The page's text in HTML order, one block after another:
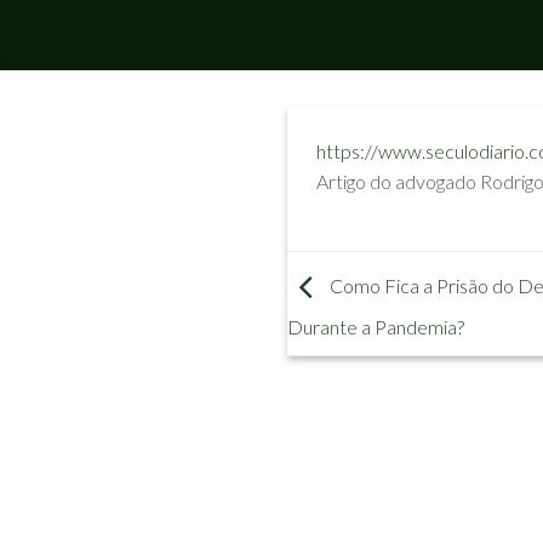
https://
Artigo do advogado
Como Fica a Prisão do
Durante a Pandemia?